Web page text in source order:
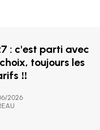
: c'est parti avec
toujours les
‼️
2026